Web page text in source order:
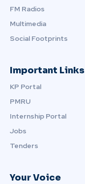
FM Radios
Multimedia
Social Footprints
Important Links
KP Portal
PMRU
Internship Portal
Jobs
Tenders
Your Voice